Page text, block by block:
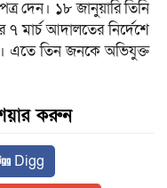
দেন। ১৮ জানুয়ারি তিনি
মার্চ আদালতের নির্দেশে
এতে তিন জনকে অভিযুক্ত
করুন
Digg